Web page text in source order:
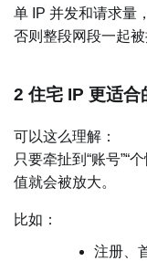
单 IP 并发和请求量，
否则整段网段一起被
2 住宅 IP 更适合
可以这么理解：
只要牵扯到“账号”“
值就会被放大。
比如：
注册、